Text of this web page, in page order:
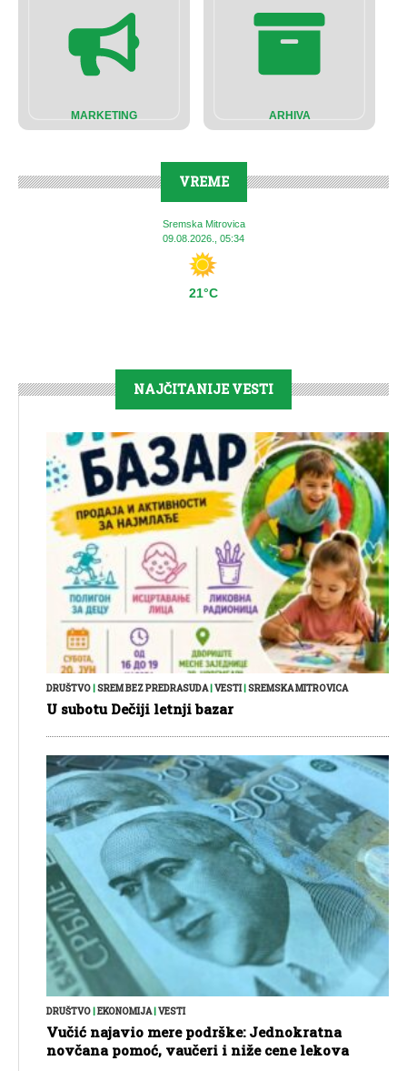
MARKETING ARHIVA
VREME
Sremska Mitrovica
09.08.2026., 05:34
21°C
NAJČITANIJE VESTI
DRUŠTVO|SREM BEZ PREDRASUDA|VESTI|SREMSKA MITROVICA
U subotu Dečiji letnji bazar
DRUŠTVO EKONOMIJA| VESTI
Vučić najavio mere podrške: Jednokratna
novčana pomoć, vaučeri i niže cene lekova